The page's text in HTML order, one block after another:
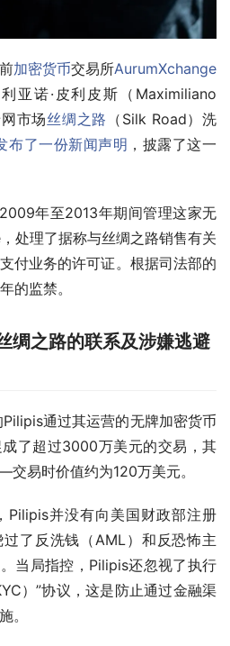
加密货币交易所AurumXchange
亚诺·皮利皮斯（Maximiliano
市场丝绸之路
（Silk Road）洗
布了一份新闻声明 ，披露了这一
年至2013年期间管理这家无
处理了据称与丝绸之路销售有关
付业务的许可证。根据司法部的
的监禁。
之路的联系及涉嫌逃避
通过其运营的无牌加密货币
了超过3000万美元的交易，其
易时价值约为120万美元。
Pilipis并没有向美国财政部注册
了反洗钱（AML）和反恐怖主
当局指控，Pilipis还忽视了执行
）”协议，这是防止通过金融渠
。